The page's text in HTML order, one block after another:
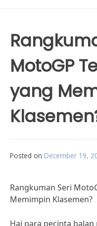
MotoGP
yang
Posted on December 19,
Rangkuman Seri
Memimpin Klasemen?
Hai para pecinta